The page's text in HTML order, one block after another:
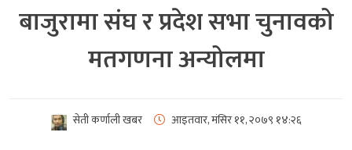
बाजुरामा संघ र प्रदेश सभा चुनावको
मतगणना अन्योलमा
सेती कर्णाली खबर आइतवार, मंसिर ११, २०७९ १४:२६